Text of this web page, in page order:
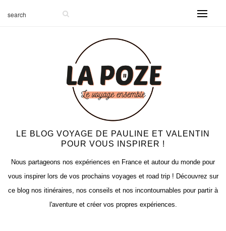
LE BLOG VOYAGE DE PAULINE ET VALENTIN
POUR VOUS INSPIRER !
Nous partageons nos expériences en France et autour du monde pour
vous inspirer lors de vos prochains voyages et road trip ! Découvrez sur
ce blog nos itinéraires, nos conseils et nos incontournables pour partir à
l'aventure et créer vos propres expériences.